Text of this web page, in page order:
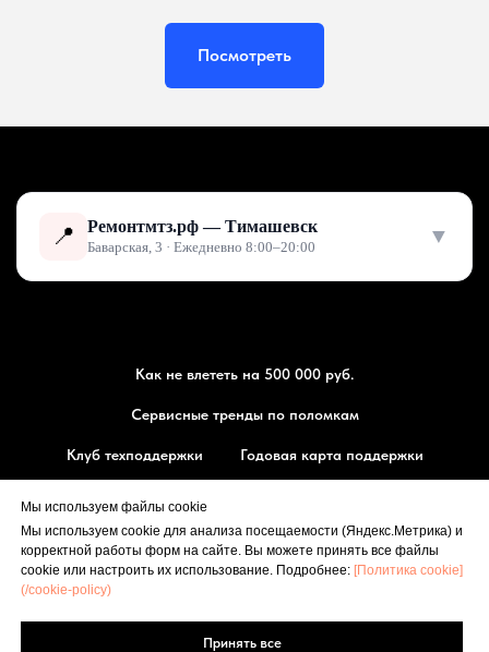
Мы используем файлы cookie
Мы используем cookie для анализа посещаемости (Яндекс.Метрика) и
корректной работы форм на сайте. Вы можете принять все файлы
cookie или настроить их использование. Подробнее: [Политика cookie]
(/cookie-policy)
Принять все
Посмотреть
📍 Ремонтмтз.рф — Тимашевск
Баварская, 3 · Ежедневно 8:00–20:00 ▼
⭐ Оставить отзыв
Как не влететь на 500 000 руб.
Сервисные тренды по поломкам
Клуб техподдержки Годовая карта поддержки
РЕМОНТМТЗ.РФ
Политика конфиденциальности